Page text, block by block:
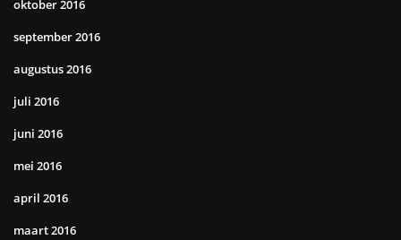
oktober 2016
september 2016
augustus 2016
juli 2016
juni 2016
mei 2016
april 2016
maart 2016